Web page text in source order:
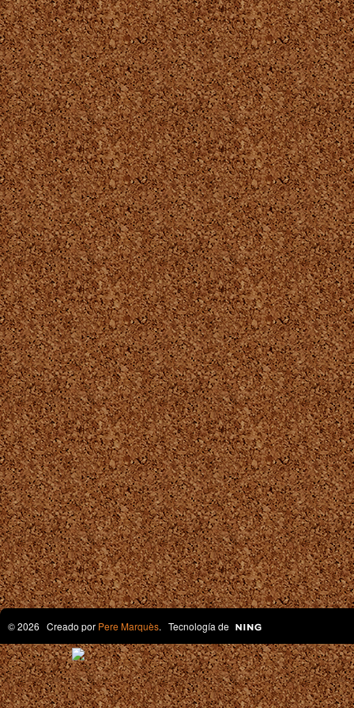
© 2026 Creado por Pere Marquès. Tecnología de